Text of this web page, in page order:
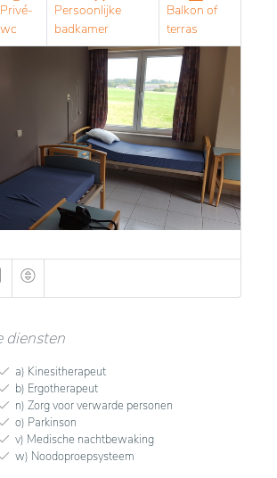
Privé-
wc
Persoonlijke
badkamer
Balkon of
terras
diensten
a) Kinesitherapeut
b) Ergotherapeut
n) Zorg voor verwarde personen
o) Parkinson
v) Medische nachtbewaking
w) Noodoproepsysteem